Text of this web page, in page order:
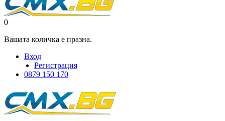
0
Вашата количка е празна.
Вход
Регистрация
0879 150 170